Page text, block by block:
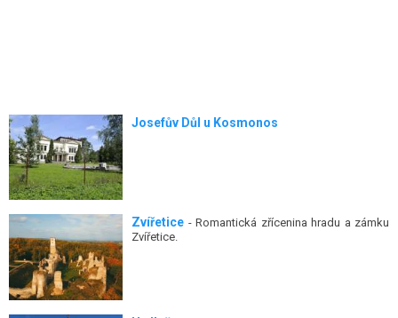
Josefův Důl u Kosmonos
Zvířetice - Romantická zřícenina hradu a zámku
Zvířetice.